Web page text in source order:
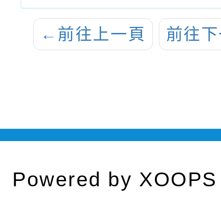
← 前往上一頁 前往
Powered by XOOPS